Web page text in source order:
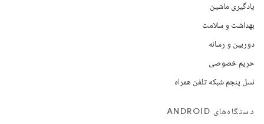
یادگیری ماشین
بهداشت و سلامت
دوربین و رسانه
حریم خصوصی
نسل پنجم شبکه تلفن همراه
دستگاه‌های ANDROID